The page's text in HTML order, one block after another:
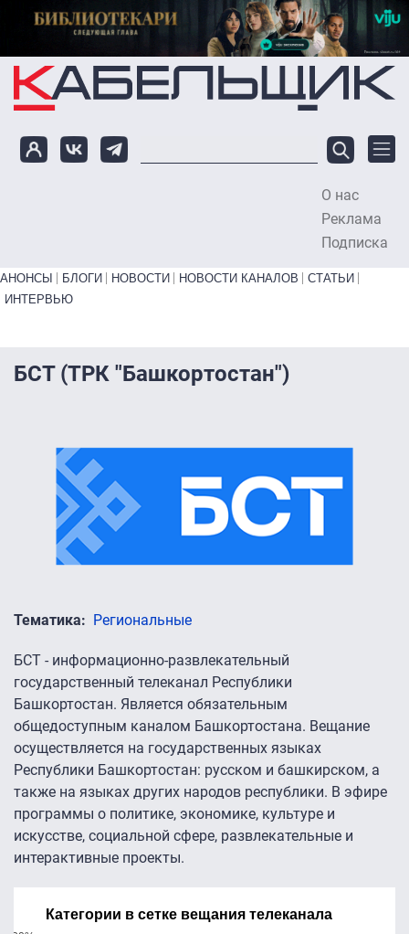
Перейти к основному содержанию
О нас
Реклама
Подписка
Primary links bottom
АНОНСЫ БЛОГИ НОВОСТИ НОВОСТИ КАНАЛОВ
СТАТЬИ
ИНТЕРВЬЮ
БСТ (ТРК "Башкортостан")
Тематика Региональные
БСТ - информационно-развлекательный
государственный телеканал Республики
Башкортостан. Является обязательным
общедоступным каналом Башкортостана. Вещание
осуществляется на государственных языках
Республики Башкортостан: русском и башкирском, а
также на языках других народов республики. В эфире
программы о политике, экономике, культуре и
искусстве, социальной сфере, развлекательные и
интерактивные проекты.
Категории в сетке вещания телеканала